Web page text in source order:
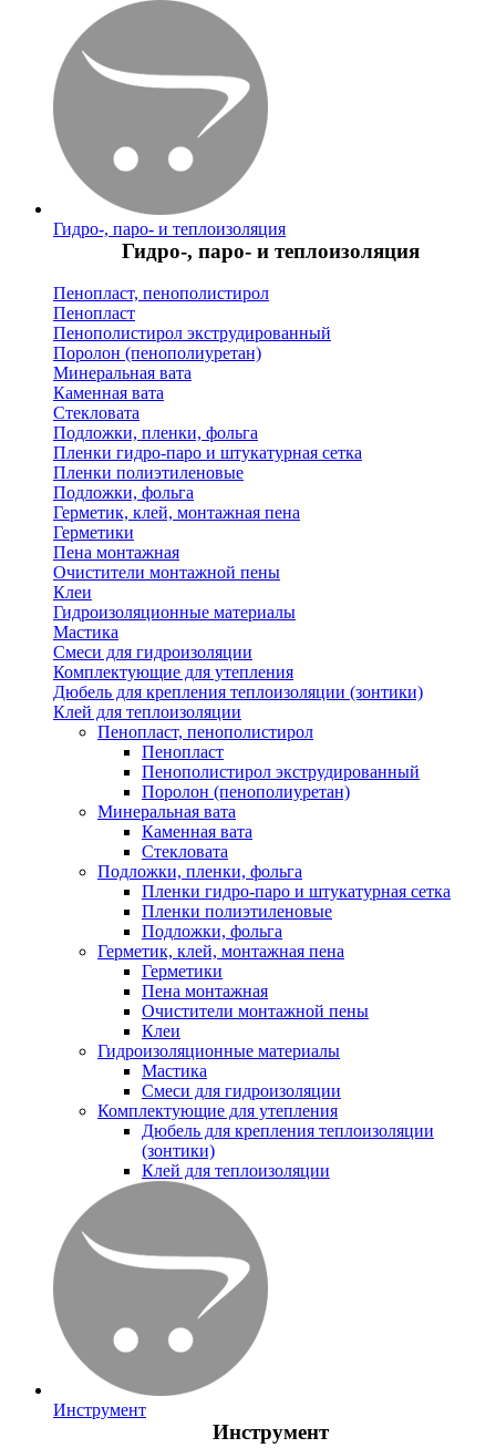
Гидро-, паро- и теплоизоляция
Гидро-, паро- и теплоизоляция
Пенопласт, пенополистирол
Пенопласт
Пенополистирол экструдированный
Поролон (пенополиуретан)
Минеральная вата
Каменная вата
Стекловата
Подложки, пленки, фольга
Пленки гидро-паро и штукатурная сетка
Пленки полиэтиленовые
Подложки, фольга
Герметик, клей, монтажная пена
Герметики
Пена монтажная
Очистители монтажной пены
Клеи
Гидроизоляционные материалы
Мастика
Смеси для гидроизоляции
Комплектующие для утепления
Дюбель для крепления теплоизоляции (зонтики)
Клей для теплоизоляции
Пенопласт, пенополистирол
Пенопласт
Пенополистирол экструдированный
Поролон (пенополиуретан)
Минеральная вата
Каменная вата
Стекловата
Подложки, пленки, фольга
Пленки гидро-паро и штукатурная сетка
Пленки полиэтиленовые
Подложки, фольга
Герметик, клей, монтажная пена
Герметики
Пена монтажная
Очистители монтажной пены
Клеи
Гидроизоляционные материалы
Мастика
Смеси для гидроизоляции
Комплектующие для утепления
Дюбель для крепления теплоизоляции
(зонтики)
Клей для теплоизоляции
Инструмент
Инструмент